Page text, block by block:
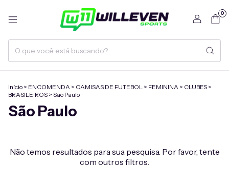
0
Início > ENCOMENDA > CAMISAS DE FUTEBOL > FEMININA > CLUBES >
BRASILEIROS > São Paulo
São Paulo
Não temos resultados para sua pesquisa. Por favor, tente
com outros filtros.